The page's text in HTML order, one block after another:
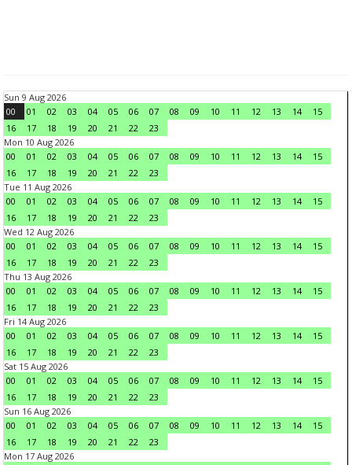
Sun 9 Aug 2026
00
01 02 03 04 05 06 07 08 09 10 11 12 13 14
15
16
17 18 19 20 21 22
23
Mon 10 Aug 2026
00
01 02 03 04 05 06 07 08 09 10 11 12 13 14
15
16
17 18 19 20 21 22
23
Tue 11 Aug 2026
00
01 02 03 04 05 06 07 08 09 10 11 12 13 14
15
16
17 18 19 20 21 22
23
Wed 12 Aug 2026
00
01 02 03 04 05 06 07 08 09 10 11 12 13 14
15
16
17 18 19 20 21 22
23
Thu 13 Aug 2026
00
01 02 03 04 05 06 07 08 09 10 11 12 13 14
15
16
17 18 19 20 21 22
23
Fri 14 Aug 2026
00
01 02 03 04 05 06 07 08 09 10 11 12 13 14
15
16
17 18 19 20 21 22
23
Sat 15 Aug 2026
00
01 02 03 04 05 06 07 08 09 10 11 12 13 14
15
16
17 18 19 20 21 22
23
Sun 16 Aug 2026
00
01 02 03 04 05 06 07 08 09 10 11 12 13 14
15
16
17 18 19 20 21 22
23
Mon 17 Aug 2026